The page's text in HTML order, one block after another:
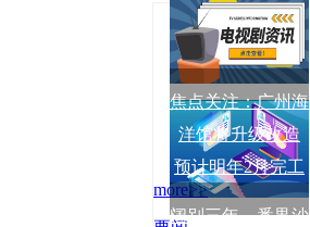
焦点关注：广州海
洋馆将升级改造
预计明年2月完工
阔别三年，番禺沙
more>>